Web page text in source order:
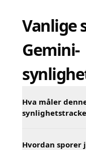
Vanlige
Gemini-
Hva måler
Hvordan sporer